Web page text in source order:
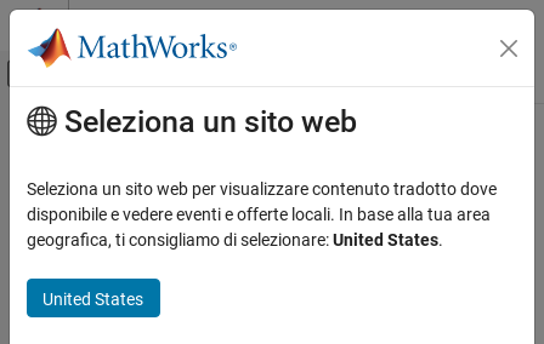
Vai al contenuto
Attiva/disattiva menu di navigazione
Pagina iniziale della documentazione
Contenuto principale
Seleziona un sito web
Seleziona un sito web per visualizzare contenuto tradotto dove
disponibile e vedere eventi e offerte locali. In base alla tua area
geografica, ti consigliamo di selezionare:United States.
United States